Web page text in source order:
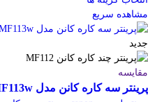
مشاهده سریع
جدید
مقایسه
پرینتر سه کاره کانن مدل MF113w